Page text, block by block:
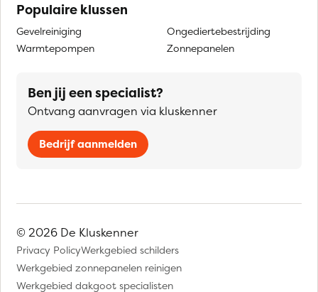
Populaire klussen
Gevelreiniging
Warmtepompen
Ongediertebestrijding
Zonnepanelen
Ben jij een specialist?
Ontvang aanvragen via kluskenner
Bedrijf aanmelden
© 2026 De Kluskenner
Privacy PolicyWerkgebied schilders
Werkgebied zonnepanelen reinigen
Werkgebied dakgoot specialisten